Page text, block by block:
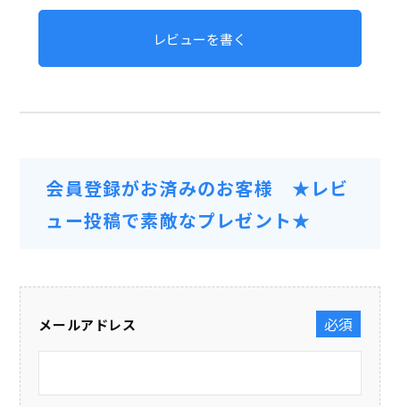
レビューを書く
会員登録がお済みのお客様 ★レビ
ュー投稿で素敵なプレゼント★
メールアドレス
(必須)